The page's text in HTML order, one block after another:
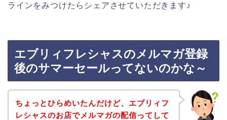
ラインをみつけたらシェアさせていただきます♪
エブリィフレシャスのメルマガ登録
後のサマーセールってないのかな～
ちょっとひらめいたんだけど、エブリィフ
レシャスのお店でメルマガの配信ってして